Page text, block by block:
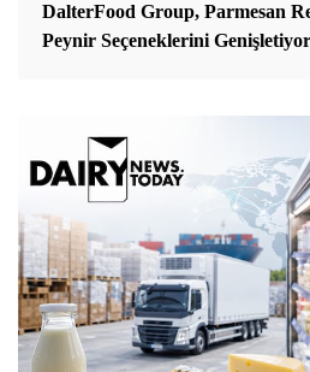
DalterFood Group, Parmesan
Peynir Seçeneklerini Genişletiyor